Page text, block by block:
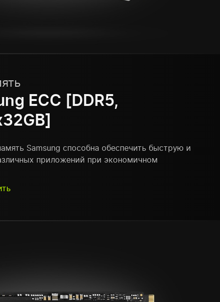
ECC [DDR5,
Samsung способна обеспечить быструю и
приложений при экономичном